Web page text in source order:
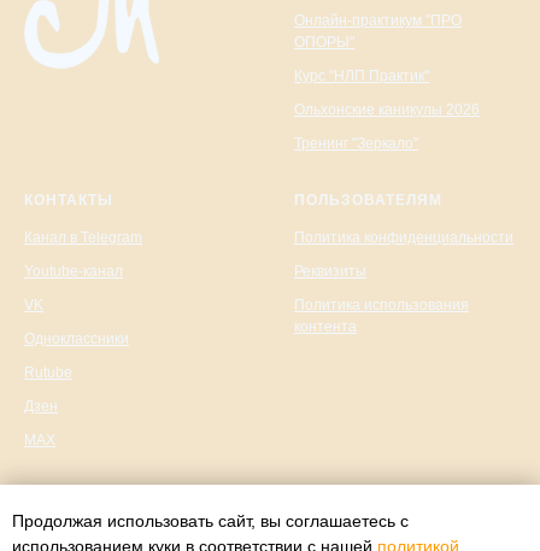
Онлайн-практикум "ПРО
ОПОРЫ"
Курс "НЛП Практик"
Ольхонские каникулы 2026
Тренинг "Зеркало"
КОНТАКТЫ
Канал в Telegram
Youtube-канал
VK
Одноклассники
Rutube
Дзен
MAX
ПОЛЬЗОВАТЕЛЯМ
Политика конфиденциальности
Реквизиты
Политика использования
контента
Продолжая использовать сайт, вы соглашаетесь с
использованием куки в соответствии с нашей политикой